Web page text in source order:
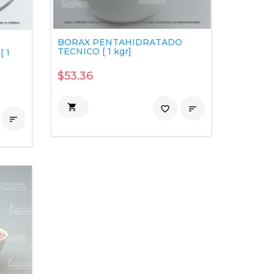
1

BORAX PENTAHIDRATADO
TECNICO [ 1 kgr]
$53.36
 
favorite_border